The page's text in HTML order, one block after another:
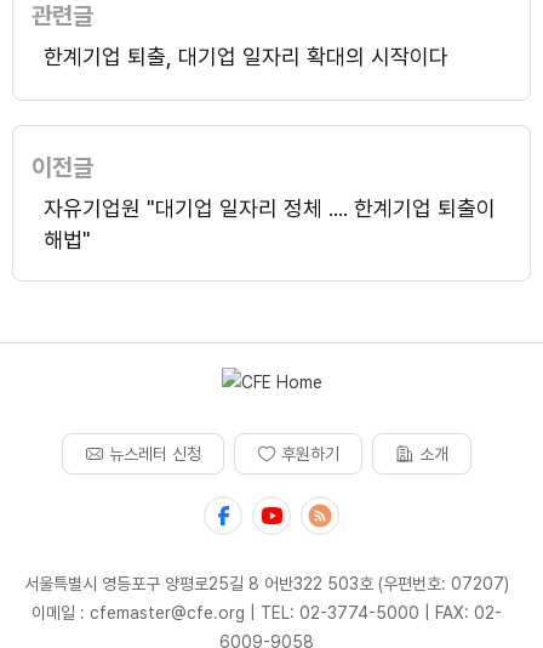
관련글
한계기업 퇴출, 대기업 일자리 확대의 시작이다
이전글
자유기업원 "대기업 일자리 정체 .... 한계기업 퇴출이
해법"
뉴스레터 신청 후원하기 소개
서울특별시 영등포구 양평로25길 8 어반322 503호 (우편번호: 07207)
이메일 : cfemaster@cfe.org
TEL: 02-3774-5000
FAX: 02-
6009-9058